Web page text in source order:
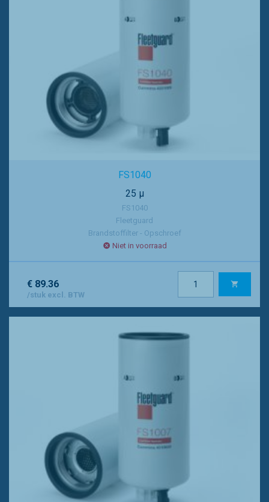
FS1040
25 µ
FS1040
Fleetguard
Brandstoffilter - Opschroef
Niet in voorraad
€ 89.36
/stuk excl. BTW